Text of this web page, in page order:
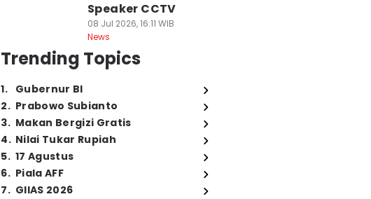
Speaker CCTV
08 Jul 2026, 16:11 WIB
News
Trending Topics
1. Gubernur BI
2. Prabowo Subianto
3. Makan Bergizi Gratis
4. Nilai Tukar Rupiah
5. 17 Agustus
6. Piala AFF
7. GIIAS 2026